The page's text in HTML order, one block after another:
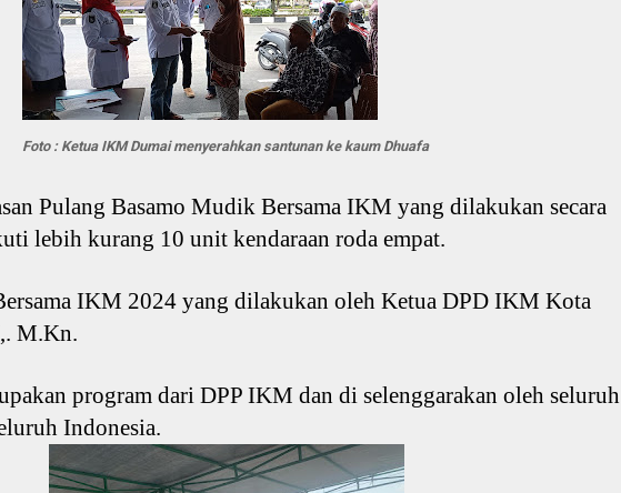
Foto : Ketua IKM Dumai menyerahkan santunan ke kaum Dhuafa
Pulang Basamo Mudik Bersama IKM yang dilakukan secara
lebih kurang 10 unit kendaraan roda empat.
IKM 2024 yang dilakukan oleh Ketua DPD IKM Kota
M.Kn.
program dari DPP IKM dan di selenggarakan oleh seluruh
Indonesia.